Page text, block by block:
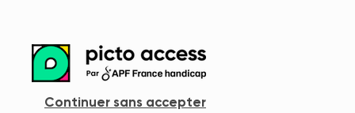
Continuer sans accepter